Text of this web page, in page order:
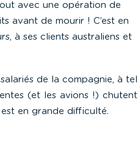
avec une opération de
avant de mourir ! C’est en
à ses clients australiens et
de la compagnie, à tel
(et les avions !) chutent
en grande difficulté.